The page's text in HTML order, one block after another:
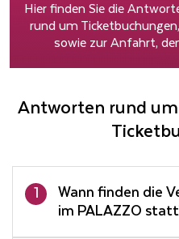
Hier finden Sie die
rund um
sowie zur Anfahrt,
Antworten rund
1
Wann finden die
im PALAZZO